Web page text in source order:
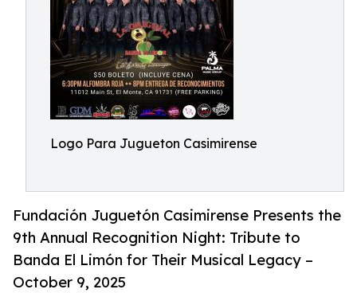
Logo Para Jugueton Casimirense
Fundación Juguetón Casimirense Presents the
9th Annual Recognition Night: Tribute to
Banda El Limón for Their Musical Legacy –
October 9, 2025